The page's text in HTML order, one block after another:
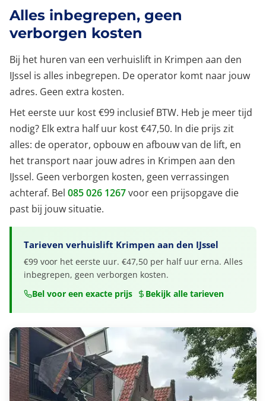
Alles inbegrepen, geen
verborgen kosten
Bij het huren van een verhuislift in Krimpen aan den
IJssel is alles inbegrepen. De operator komt naar jouw
adres. Geen extra kosten.
Het eerste uur kost €99 inclusief BTW. Heb je meer tijd
nodig? Elk extra half uur kost €47,50. In die prijs zit
alles: de operator, opbouw en afbouw van de lift, en
het transport naar jouw adres in Krimpen aan den
IJssel. Geen verborgen kosten, geen verrassingen
achteraf. Bel 085 026 1267voor een prijsopgave die
past bij jouw situatie.
Tarieven verhuislift Krimpen aan den IJssel
€99 voor het eerste uur. €47,50 per half uur erna. Alles
inbegrepen, geen verborgen kosten.
Bel voor een exacte prijs
Bekijk alle tarieven